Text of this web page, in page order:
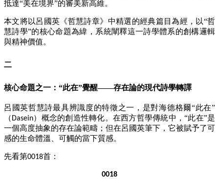
抵達“美在境界”的審美新高維。
本文將以呂國英《哲慧詩章》中精選的經典篇目為經，以“哲
慧詩學”的核心命題為緯，系統闡釋這一詩學體系的創構邏輯
與精神價值。
二
核心命題之一： “此在”覺醒——存在論的現代詩學轉譯
呂國英哲慧詩最具辨識度的特徵之一，是對海德格爾“此在”
（ Dasein）概念的創造性轉化。在西方哲學傳統中，“此在”是
一個高度抽象的存在論範疇；但在呂國英筆下，它被賦予了可
感的生命體溫、可觸的當下質感。
先看第0018首：
0018